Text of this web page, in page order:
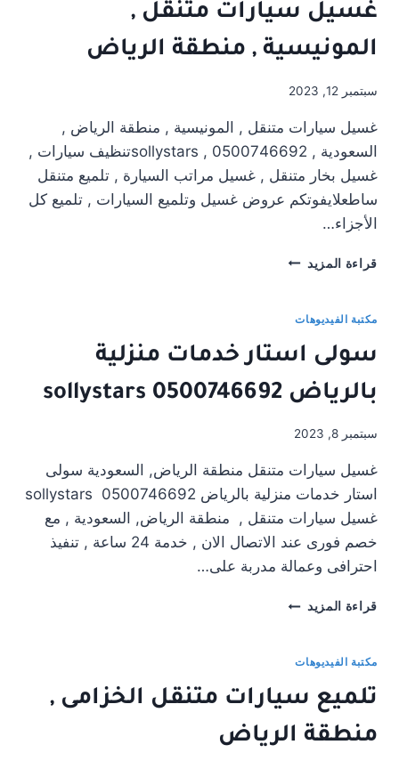
SOLLYSTARS
غسيل سيارات متنقل ,
المونيسية , منطقة الرياض
سبتمبر 12, 2023
غسيل سيارات متنقل , المونيسية , منطقة الرياض ,
السعودية , 0500746692 , sollystarsتنظيف سيارات ,
غسيل بخار متنقل , غسيل مراتب السيارة , تلميع متنقل
ساطعلايفوتكم عروض غسيل وتلميع السيارات , تلميع كل
الأجزاء…
قراءة المزيد غسيل
,
الرياض
مكتبة الفيديوهات
سولى استار خدمات منزلية
بالرياض sollystars 0500746692
سبتمبر 8, 2023
غسيل سيارات متنقل منطقة الرياض, السعودية سولى
استار خدمات منزلية بالرياض sollystars 0500746692
غسيل سيارات متنقل , منطقة الرياض, السعودية , مع
خصم فورى عند الاتصال الان , خدمة 24 ساعة , تنفيذ
احترافى وعمالة مدربة على…
قراءة المزيد سولى
منزلية
SOLLYSTARS
0500746692
مكتبة الفيديوهات
تلميع سيارات متنقل الخزامى ,
منطقة الرياض